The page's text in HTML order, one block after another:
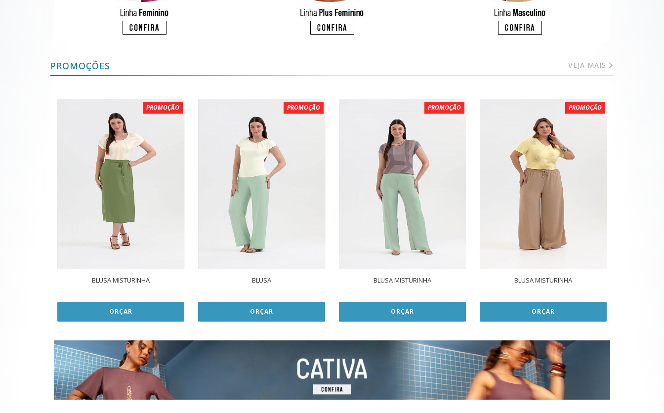
PROMOÇÕES VEJA MAIS
PROMOÇÃO
BLUSA MISTURINHA
ORÇAR
PROMOÇÃO
BLUSA
ORÇAR
PROMOÇÃO
BLUSA MISTURINHA
ORÇAR
PROMOÇÃO
BLUSA MISTURINHA
ORÇAR